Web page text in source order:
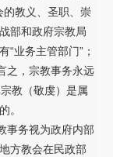
教义、圣职、崇
部和政府宗教局
业务主管部门”；
之，宗教事务永远
宗教（敬虔）是属
。
事务视为政府内部
方教会在民政部